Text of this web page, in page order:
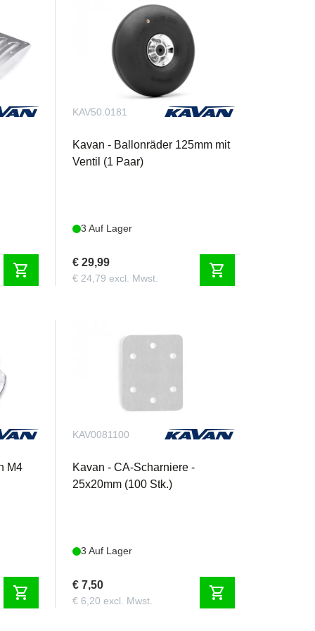
shopping_cart
KAV50.0181
Kavan - Ballonräder 125mm mit
Ventil (1 Paar)
3 Auf Lager
€ 29,99
€ 24,79 excl. Mwst. shopping_cart
M4
shopping_cart
KAV0081100
Kavan - CA-Scharniere -
25x20mm (100 Stk.)
3 Auf Lager
€ 7,50
€ 6,20 excl. Mwst. shopping_cart